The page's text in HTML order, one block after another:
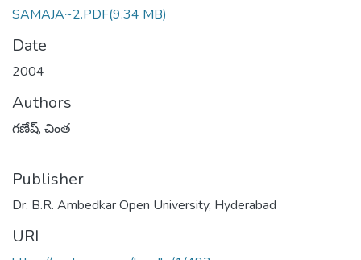
SAMAJA~2.PDF(9.34 MB)
Date
2004
Authors
గణేష్, చింత
Publisher
Dr. B.R. Ambedkar Open University, Hyderabad
URI